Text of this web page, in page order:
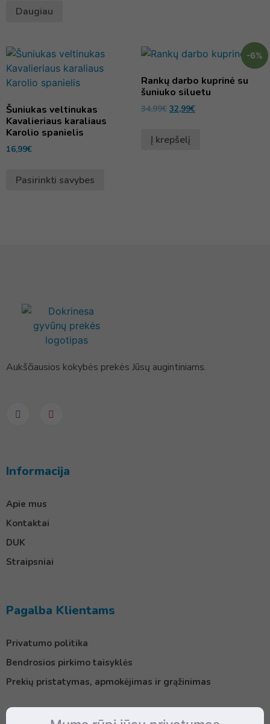
Daugiau
Šuniukas veltinukas
Kavalieriaus karaliaus
Karolio spanielis
16,99€
Pasirinkti savybes
-6%
Rankų darbo kuprinė su
šuniuko siluetu
34,99€ 32,99€
Į krepšelį
Aukščiausios kokybės prekės Jūsų augintiniams.
Informacija
Apie mus
Kontaktai
DUK
Straipsniai
Pagalba Klientams
Privatumo politika
Bendrosios pirkimo taisyklės
Prekių pristatymas, apmokėjimas ir grąžinimas